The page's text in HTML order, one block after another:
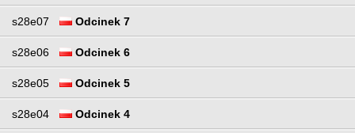
s28e07 Odcinek 7
s28e06 Odcinek 6
s28e05 Odcinek 5
s28e04 Odcinek 4